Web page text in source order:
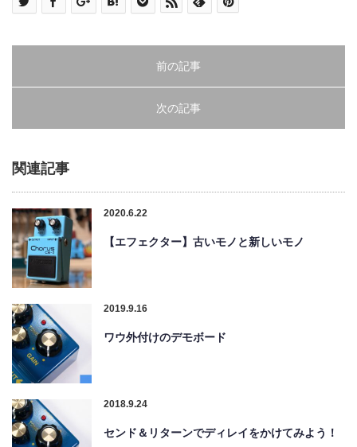
前の記事
次の記事
関連記事
2020.6.22
【エフェクター】古いモノと新しいモノ
2019.9.16
ワウ外付けのデモボード
2018.9.24
センド＆リターンでディレイをかけてみよう！